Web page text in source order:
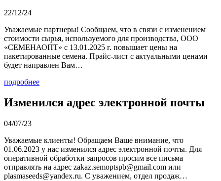
22/12/24
Уважаемые партнеры! Сообщаем, что в связи с изменением
стоимости сырья, используемого для производства, ООО
«СЕМЕНАОПТ» с 13.01.2025 г. повышает цены на
пакетированные семена. Прайс-лист с актуальными ценами
будет направлен Вам…
подробнее
Изменился адрес электронной почты
04/07/23
Уважаемые клиенты! Обращаем Ваше внимание, что
01.06.2023 у нас изменился адрес электронной почты. Для
оперативной обработки запросов просим все письма
отправлять на адрес zakaz.semoptspb@gmail.com или
plasmaseeds@yandex.ru. С уважением, отдел продаж…